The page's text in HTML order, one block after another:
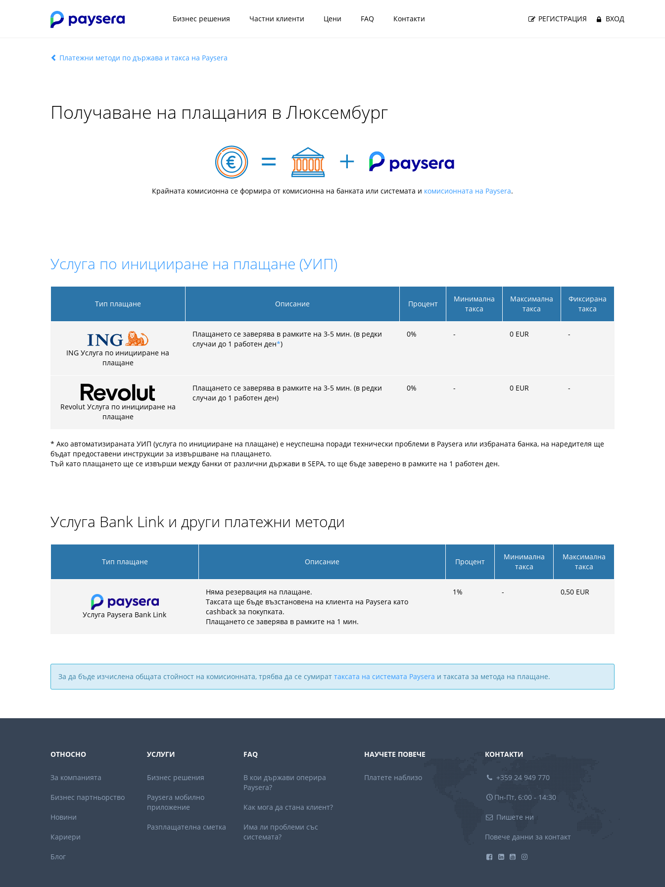
Бизнес решения Частни клиенти Цени FAQ Контакти РЕГИСТРАЦИЯ ВХОД
Платежни методи по държава и такса на Paysera
Получаване на плащания в Люксембург
Крайната комисионна се формира от комисионна на банката или системата и комисионната на Paysera.
Услуга по иницииране на плащане (УИП)
Тип плащане Описание Процент
Минимална
такса
Максимална
такса
Фиксирана
такса
ING Услуга по иницииране на
плащане
Плащането се заверява в рамките на 3-5 мин. (в редки
случаи до 1 работен ден*)
0% - 0 EUR -
Revolut Услуга по иницииране на
плащане
Плащането се заверява в рамките на 3-5 мин. (в редки
случаи до 1 работен ден)
0% - 0 EUR -
* Ако автоматизираната УИП (услуга по иницииране на плащане) е неуспешна поради технически проблеми в Paysera или избраната банка, на наредителя ще
бъдат предоставени инструкции за извършване на плащането.
Тъй като плащането ще се извърши между банки от различни държави в SEPA, то ще бъде заверено в рамките на 1 работен ден.
Услуга Bank Link и други платежни методи
Тип плащане Описание Процент
Минимална
такса
Максимална
такса
Услуга Paysera Bank Link
Няма резервация на плащане.
Таксата ще бъде възстановена на клиента на Paysera като
cashback за покупката.
Плащането се заверява в рамките на 1 мин.
1% - 0,50 EUR
За да бъде изчислена общата стойност на комисионната, трябва да се сумират таксата на системата Paysera и таксата за метода на плащане.
ОТНОСНО
За компанията
Бизнес партньорствo
Новини
Кариери
Блог
УСЛУГИ
Бизнес решения
Paysera мобилно
приложение
Разплащателна сметка
FAQ
В кои държави оперира
Paysera?
Как мога да стана клиент?
Има ли проблеми със
системата?
НАУЧЕТЕ ПОВЕЧЕ
Платете наблизо
КОНТАКТИ
+359 24 949 770
Пн-Пт, 6:00 - 14:30
Пишете ни
Повече данни за контакт